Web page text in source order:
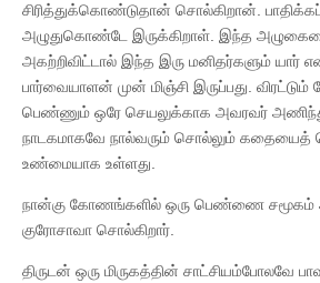
சிரித்துக்கொண்டுதான் சொல்கிறான்.
அழுதுகொண்டே இருக்கிறாள். இந்த
அகற்றிவிட்டால் இந்த இரு மனிதர்களும் யார்
பார்வையாளன் முன் மிஞ்சி இருப்பது. விரட்டும்
பெண்ணும் ஒரே செயலுக்காக அவரவர்
நாடகமாகவே நால்வரும் சொல்லும் கதையைத்
உண்மையாக உள்ளது.
நான்கு கோணங்களில் ஒரு பெண்ணை சமூகம்
குரோசாவா சொல்கிறார்.
திருடன் ஒரு மிருகத்தின் சாட்சியம்போலவே